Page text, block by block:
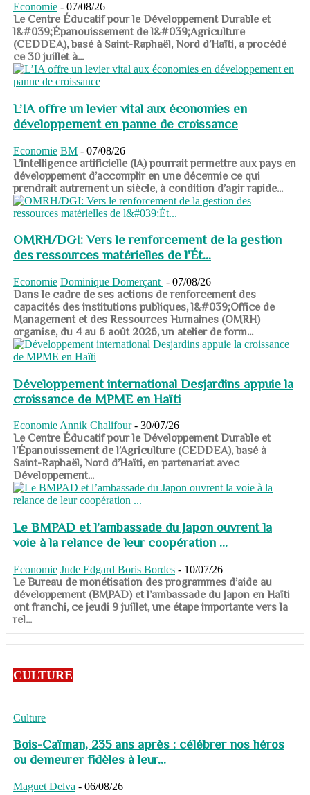
Economie - 07/08/26
​​​​​​​Le Centre Éducatif pour le Développement Durable et
l&#039;Épanouissement de l&#039;Agriculture
(CEDDEA), basé à Saint-Raphaël, Nord d’Haïti, a procédé
ce 30 juillet à...
L’IA offre un levier vital aux économies en
développement en panne de croissance
Economie BM - 07/08/26
​​​​​​​L’intelligence artificielle (IA) pourrait permettre aux pays en
développement d’accomplir en une décennie ce qui
prendrait autrement un siècle, à condition d’agir rapide...
OMRH/DGI: Vers le renforcement de la gestion
des ressources matérielles de l'Ét...
Economie Dominique Domerçant - 07/08/26
Dans le cadre de ses actions de renforcement des
capacités des institutions publiques, l&#039;Office de
Management et des Ressources Humaines (OMRH)
organise, du 4 au 6 août 2026, un atelier de form...
Développement international Desjardins appuie la
croissance de MPME en Haïti
Economie Annik Chalifour - 30/07/26
​​​​​​​Le Centre Éducatif pour le Développement Durable et
l’Épanouissement de l’Agriculture (CEDDEA), basé à
Saint-Raphaël, Nord d’Haïti, en partenariat avec
Développement...
Le BMPAD et l’ambassade du Japon ouvrent la
voie à la relance de leur coopération ...
Economie Jude Edgard Boris Bordes - 10/07/26
​​​​​​​Le Bureau de monétisation des programmes d’aide au
développement (BMPAD) et l’ambassade du Japon en Haïti
ont franchi, ce jeudi 9 juillet, une étape importante vers la
rel...
CULTURE
Culture
Bois-Caïman, 235 ans après : célébrer nos héros
ou demeurer fidèles à leur...
Maguet Delva - 06/08/26